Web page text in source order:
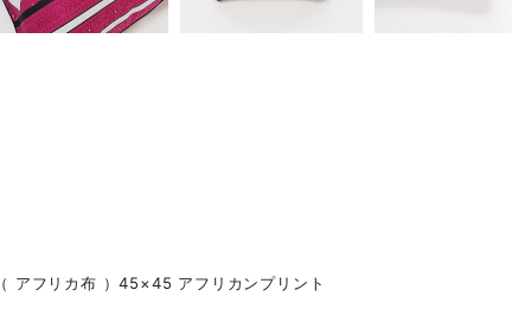
アフリカ布 ）45×45 アフリカンプリント